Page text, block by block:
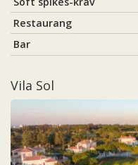
Restaurang
Bar
Vila Sol